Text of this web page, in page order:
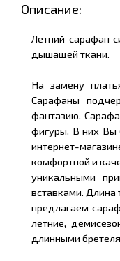
Описание:
Летний сарафан
дышащей ткани.
На замену
Сарафаны
фантазию.
фигуры. В них Вы
интернет-
комфортной и
уникальными
вставками. Длина
предлагаем
летние,
длинными